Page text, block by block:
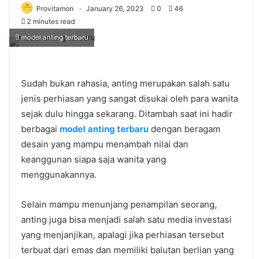
Provitamon January 26, 2023 0
46
2 minutes read
model anting terbaru
Sudah bukan rahasia, anting merupakan salah satu
jenis perhiasan yang sangat disukai oleh para wanita
sejak dulu hingga sekarang. Ditambah saat ini hadir
berbagai model anting terbaru dengan beragam
desain yang mampu menambah nilai dan
keanggunan siapa saja wanita yang
menggunakannya.
Selain mampu menunjang penampilan seorang,
anting juga bisa menjadi salah satu media investasi
yang menjanjikan, apalagi jika perhiasan tersebut
terbuat dari emas dan memiliki balutan berlian yang